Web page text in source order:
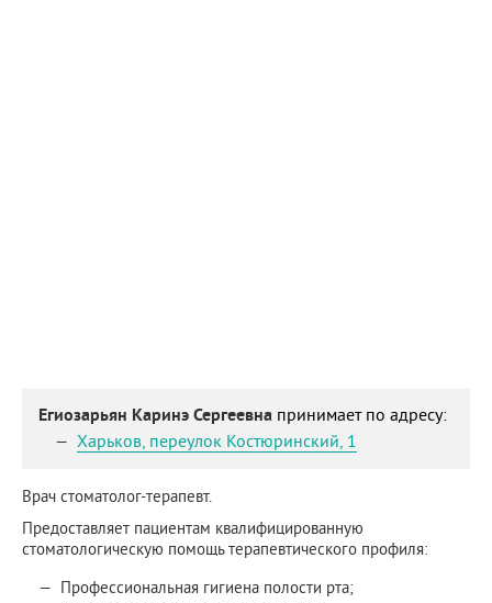
Егиозарьян Каринэ Сергеевна принимает по адресу:
Харьков, переулок Костюринский, 1
Врач стоматолог-терапевт.
Предоставляет пациентам квалифицированную
стоматологическую помощь терапевтического профиля:
Профессиональная гигиена полости рта;